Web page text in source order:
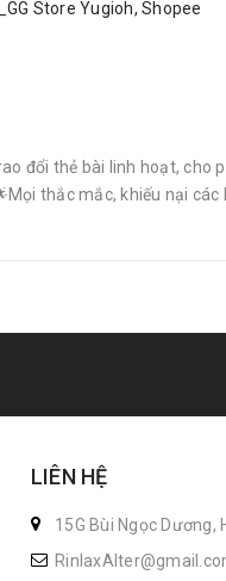
Store Yugioh, Shopee
đổi thẻ bài linh hoạt, cho
thắc mắc, khiếu nại các
LIÊN HỆ
15G Bùi Ngọc Dương,